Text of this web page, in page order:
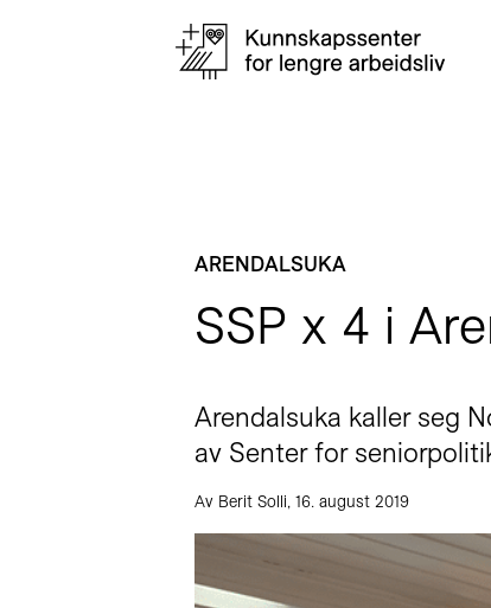
ARENDALSUKA
SSP x 4 i
Arendalsuka kaller seg
av Senter for
Av Berit Solli, 16. august 2019